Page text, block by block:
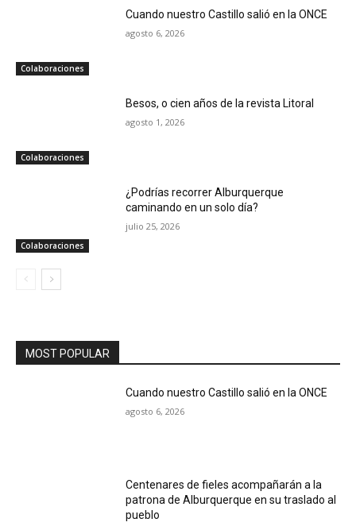
Colaboraciones
Cuando nuestro Castillo salió en la ONCE
agosto 6, 2026
Colaboraciones
Besos, o cien años de la revista Litoral
agosto 1, 2026
Colaboraciones
¿Podrías recorrer Alburquerque
caminando en un solo día?
julio 25, 2026
MOST POPULAR
Cuando nuestro Castillo salió en la ONCE
agosto 6, 2026
Centenares de fieles acompañarán a la
patrona de Alburquerque en su traslado al
pueblo